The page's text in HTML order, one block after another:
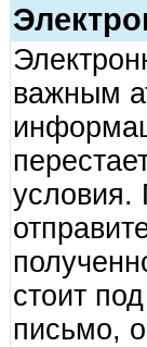
важным
условия.
стоит
письмо,